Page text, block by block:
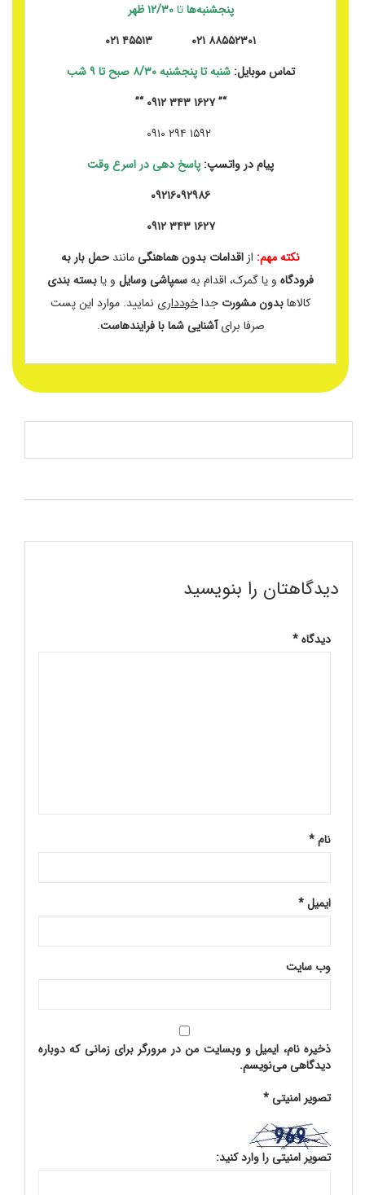
پنجشنبه‌هاتا۱۲/۳۰ ظهر
۸۸۵۵۲۳۰۱ ۰۲۱ ۴۵۵۱۳ ۰۲۱
تماس موبایل: شنبه تا پنجشنبه ۸/۳۰ صبح تا ۹ شب
“” ۱۶۲۷ ۳۴۳ ۰۹۱۲ “”
پیام در واتسپ: پاسخ دهی در اسرع وقت
۰۹۲۱۶۰۹۲۹۸۶
۱۶۲۷ ۳۴۳ ۰۹۱۲
نکته مهم: از اقدامات بدون هماهنگیمانندحمل بار به
فرودگاه و یا گمرک، اقدام بهسمپاشی وسایل و یابسته بندی
کالاهابدون مشورت جداخودداری نمایید. موارد این پست
صرفا برایآشنایی شما با فرایندهاست.
دیدگاهتان را بنویسید
دیدگاه*
نام*
ایمیل*
وب‌ سایت
ذخیره نام، ایمیل و وبسایت من در مرورگر برای زمانی که دوباره
دیدگاهی می‌نویسم.
تصویر امنیتی*
تصویر امنیتی را وارد کنید: